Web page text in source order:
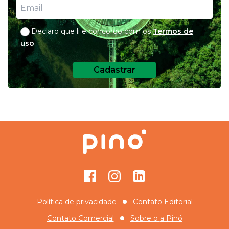
Declaro que li e concordo com os Termos de
uso
Cadastrar
FacebookInstagramGitHub
Política de privacidade
Contato Editorial
Contato Comercial
Sobre o a Pinó